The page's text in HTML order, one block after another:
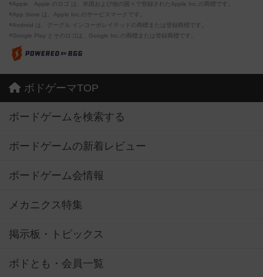
※Apple、Apple のロゴ は、米国および他の国々で登録されたApple Inc.の商標です。
※App Store は、Apple Inc.のサービスマークです。
※Android は、グーグル インコーポレイテッドの商標または登録商標です。
※Google Play とそのロゴは、Google Inc.の商標または登録商標です。
ボドゲーマTOP
ボードゲームを検索する
ボードゲームの新着レビュー
ボードゲーム会情報
メカニクス特集
掲示板・トピックス
ボドとも・会員一覧